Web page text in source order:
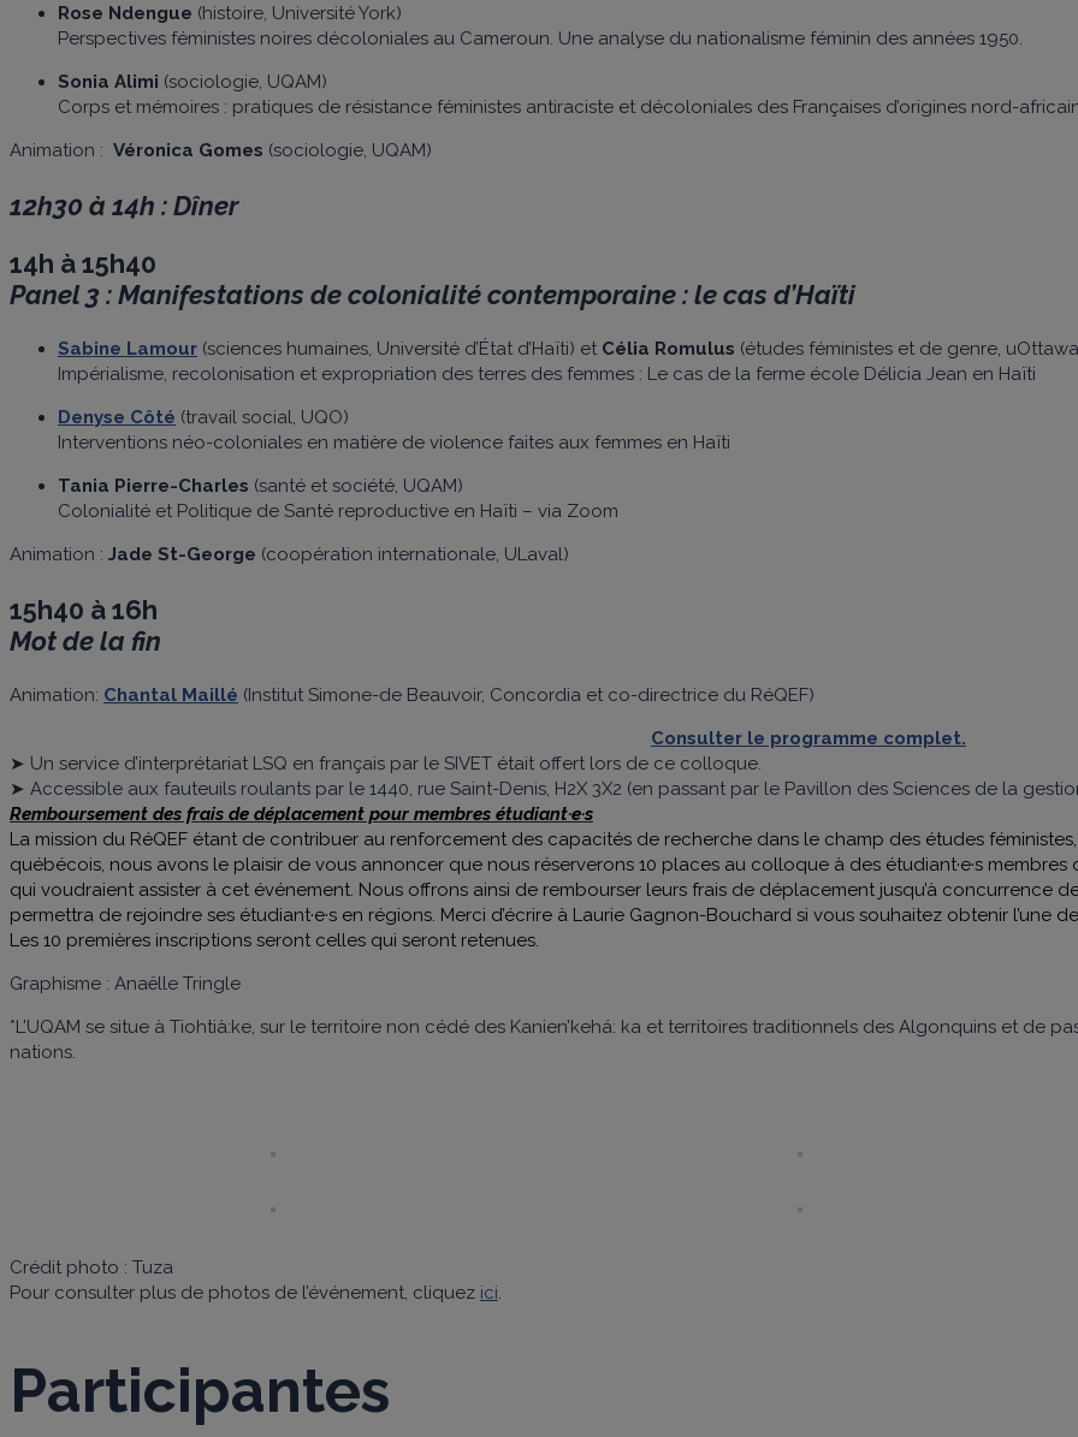
Rose Ndengue (histoire, Université York)
Perspectives féministes noires décoloniales au Cameroun. Une analyse du nationalisme féminin des années 1950.
Sonia Alimi (sociologie, UQAM)
Corps et mémoires : pratiques de résistance féministes antiraciste et décoloniales des Françaises d’origines nord-
Animation : Véronica Gomes (sociologie, UQAM)
12h30 à 14h : Dîner
14h à 15h40
Panel 3 : Manifestations de colonialité contemporaine : le cas d’Haïti
Sabine Lamour (sciences humaines, Université d’État d’Haïti) et Célia Romulus (études féministes et de genre,
Impérialisme, recolonisation et expropriation des terres des femmes : Le cas de la ferme école Délicia Jean en Haïti
Denyse Côté (travail social, UQO)
Interventions néo-coloniales en matière de violence faites aux femmes en Haïti
Tania Pierre-Charles (santé et société, UQAM)
Colonialité et Politique de Santé reproductive en Haïti – via Zoom
Animation : Jade St-George (coopération internationale, ULaval)
15h40 à 16h
Mot de la fin
Animation: Chantal Maillé (Institut Simone-de Beauvoir, Concordia et co-directrice du RéQEF)
Consulter le programme complet.
➤ Un service d’interprétariat LSQ en français par le SIVET était offert lors de ce colloque.
➤ Accessible aux fauteuils roulants par le 1440, rue Saint-Denis, H2X 3X2 (en passant par le Pavillon des Sciences de la
Remboursement des frais de déplacement pour membres étudiant·e·s
La mission du RéQEF étant de contribuer au renforcement des capacités de recherche dans le champ des études
québécois, nous avons le plaisir de vous annoncer que nous réserverons 10 places au colloque à des étudiant·e·s
qui voudraient assister à cet événement. Nous offrons ainsi de rembourser leurs frais de déplacement jusqu’à concurrence
permettra de rejoindre ses étudiant·e·s en régions. Merci d’écrire à Laurie Gagnon-Bouchard si vous souhaitez obtenir l’une
Les 10 premières inscriptions seront celles qui seront retenues.
Graphisme : Anaëlle Tringle
*L’UQAM se situe à Tiohtià:ke, sur le territoire non cédé des Kanien’kehá: ka et territoires traditionnels des Algonquins et de
nations.
Crédit photo : Tuza
Pour consulter plus de photos de l’événement, cliquez ici
Participantes